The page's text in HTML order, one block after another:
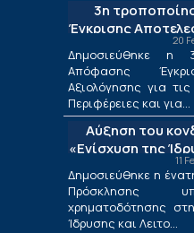
3η
Έγκρισης
για τις
Περιφέρειες και
Μετάβασης στο
«Ενίσχυση της
Νέων
20
Δημοσιεύθηκε η
Απόφασης
Αξιολόγησης για
Περιφέρειες και για...
Αύξηση του
«Ενίσχυση της
Νέων
11
Δημοσιεύθηκε η
Πρόσκλησης
χρηματοδότησης
Ίδρυσης και Λειτο...